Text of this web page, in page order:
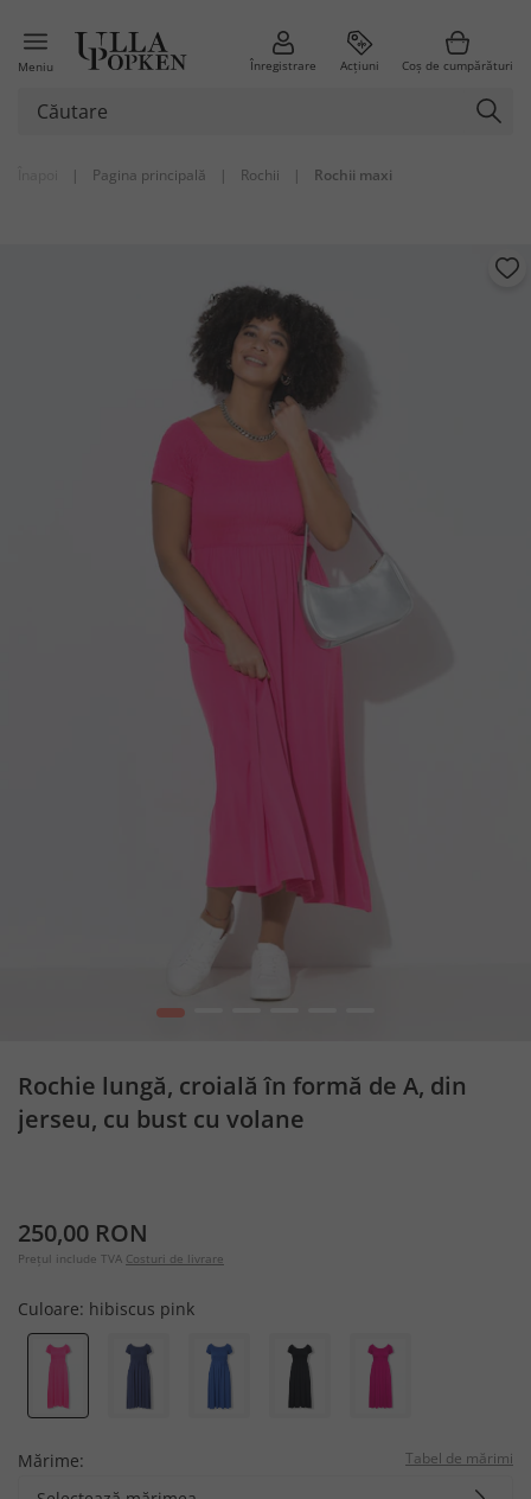
Meniu Înregistrare Acțiuni Coș de cumpărături
| Pagina principală | Rochii | Rochii maxi
1
Rochie lungă, croială în formă de A, din
jerseu, cu bust cu volane
250,00 RON
Prețul include TVA Costuri de livrare
Culoare: hibiscus pink
Mărime: Tabel de mărimi